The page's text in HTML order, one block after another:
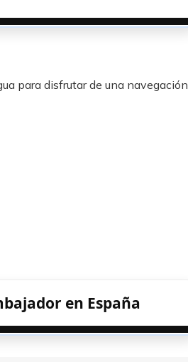
para disfrutar de una navegación
en España